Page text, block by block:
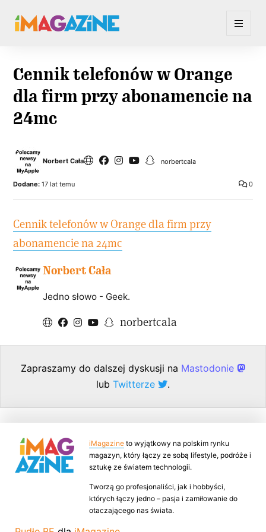
Cennik telefonów w Orange
dla firm przy abonamencie na
24mc
Norbert Cała norbertcala
0
Dodane: 17 lat temu
Cennik telefonów w Orange dla firm przy
abonamencie na 24mc
Norbert Cała
Jedno słowo - Geek.
norbertcala
Zapraszamy do dalszej dyskusji na Mastodonie
lub Twitterze .
iMagazine to wyjątkowy na polskim rynku
magazyn, który łączy ze sobą lifestyle, podróże i
sztukę ze światem technologii.
Tworzą go profesjonaliści, jak i hobbyści,
których łączy jedno – pasja i zamiłowanie do
otaczającego nas świata.